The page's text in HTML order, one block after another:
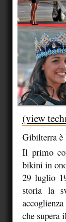
(view
Gibilterra
Il primo
bikini in
29 luglio
storia la
che supera